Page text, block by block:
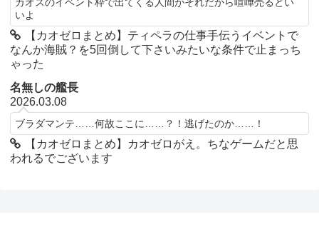
いよ
【カオゼロまとめ】ティペラの仕事手伝うイベントで
なんか海賊？を5回倒して下さいみたいな条件で止まっち
ゃった
名無しの艦長
2026.03.08
ブラダマンテ……何故ここに……？！逃げたのか……！
【カオゼロまとめ】カオゼロがえ。ちなゲームだと思
われるでございます